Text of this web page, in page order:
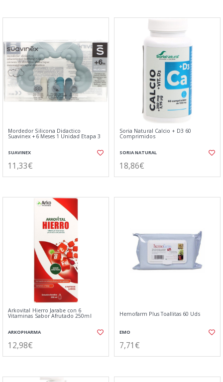
Mordedor Silicona Didactico
Suavinex +6 Meses 1 Unidad Etapa 3
SUAVINEX
11,33€
Soria Natural Calcio + D3 60
Comprimidos
SORIA NATURAL
18,86€
Arkovital Hierro Jarabe con 6
Vitaminas Sabor Afrutado 250ml
ARKOPHARMA
12,98€
Hemofarm Plus Toallitas 60 Uds
EMO
7,71€